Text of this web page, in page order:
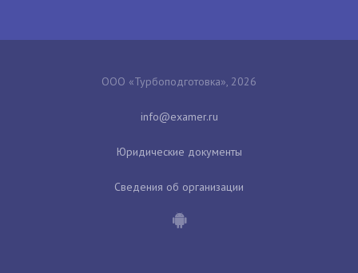
ООО «Турбоподготовка», 2026
Юридические документы
Сведения об организации